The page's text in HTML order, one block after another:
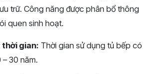
trữ. Công năng được phân bổ thông
quen sinh hoạt.
thời gian: Thời gian sử dụng tủ bếp có
30 năm.